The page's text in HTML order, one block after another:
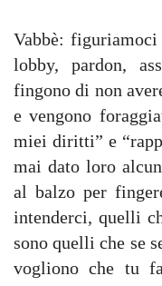
Vabbè:
lobby, pardon,
fingono di non
e vengono
miei diritti” e
mai dato loro
al balzo per
intenderci, quelli
sono quelli che se
vogliono che tu